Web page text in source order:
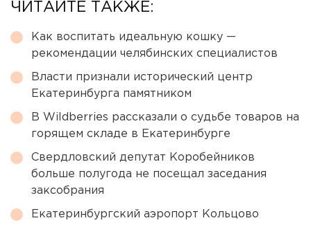
ЧИТАЙТЕ ТАКЖЕ:
Как воспитать идеальную кошку —
рекомендации челябинских специалистов
Власти признали исторический центр
Екатеринбурга памятником
В Wildberries рассказали о судьбе товаров на
горящем складе в Екатеринбурге
Свердловский депутат Коробейников
больше полугода не посещал заседания
заксобрания
Екатеринбургский аэропорт Кольцово